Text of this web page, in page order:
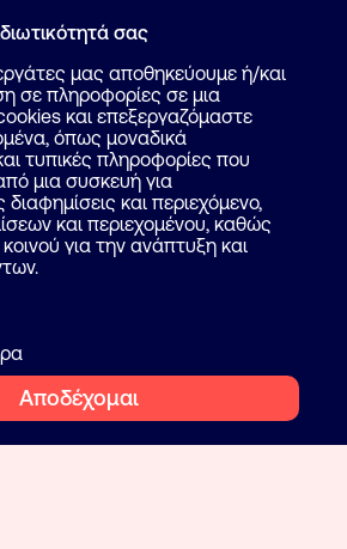
σας
μας αποθηκεύουμε ή/και
σε πληροφορίες σε μια
και επεξεργαζόμαστε
όπως μοναδικά
τυπικές πληροφορίες που
μια συσκευή για
διαφημίσεις και περιεχόμενο,
και περιεχομένου, καθώς
για την ανάπτυξη και
Αποδέχομαι